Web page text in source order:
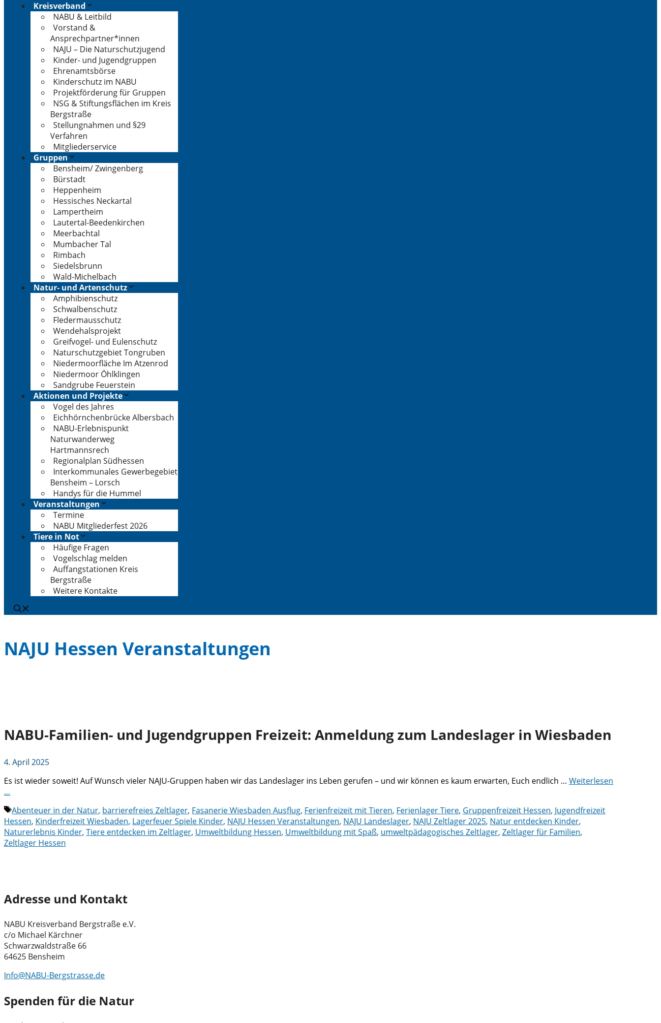
Kreisverband
NABU & Leitbild
Vorstand &
Ansprechpartner*innen
NAJU – Die Naturschutzjugend
Kinder- und Jugendgruppen
Ehrenamtsbörse
Kinderschutz im NABU
Projektförderung für Gruppen
NSG & Stiftungsflächen im Kreis
Bergstraße
Stellungnahmen und §29
Verfahren
Mitgliederservice
Gruppen
Bensheim/ Zwingenberg
Bürstadt
Heppenheim
Hessisches Neckartal
Lampertheim
Lautertal-Beedenkirchen
Meerbachtal
Mumbacher Tal
Rimbach
Siedelsbrunn
Wald-Michelbach
Natur- und Artenschutz
Amphibienschutz
Schwalbenschutz
Fledermausschutz
Wendehalsprojekt
Greifvogel- und Eulenschutz
Naturschutzgebiet Tongruben
Niedermoorfläche Im Atzenrod
Niedermoor Öhlklingen
Sandgrube Feuerstein
Aktionen und Projekte
Vogel des Jahres
Eichhörnchenbrücke Albersbach
NABU-Erlebnispunkt
Naturwanderweg
Hartmannsrech
Regionalplan Südhessen
Interkommunales Gewerbegebiet
Bensheim – Lorsch
Handys für die Hummel
Veranstaltungen
Termine
NABU Mitgliederfest 2026
Tiere in Not
Häufige Fragen
Vogelschlag melden
Auffangstationen Kreis
Bergstraße
Weitere Kontakte
NAJU Hessen Veranstaltungen
NABU-Familien- und Jugendgruppen Freizeit: Anmeldung zum Landeslager in Wiesbaden
4. April 2025
Es ist wieder soweit! Auf Wunsch vieler NAJU-Gruppen haben wir das Landeslager ins Leben gerufen – und wir können es kaum erwarten, Euch endlich … Weiterlesen
…
Schlagwörter
Abenteuer in der Natur, barrierefreies Zeltlager, Fasanerie Wiesbaden Ausflug, Ferienfreizeit mit Tieren, Ferienlager Tiere, Gruppenfreizeit Hessen, Jugendfreizeit
Hessen, Kinderfreizeit Wiesbaden, Lagerfeuer Spiele Kinder, NAJU Hessen Veranstaltungen, NAJU Landeslager, NAJU Zeltlager 2025, Natur entdecken Kinder,
Naturerlebnis Kinder, Tiere entdecken im Zeltlager, Umweltbildung Hessen, Umweltbildung mit Spaß, umweltpädagogisches Zeltlager, Zeltlager für Familien,
Zeltlager Hessen
Adresse und Kontakt
NABU Kreisverband Bergstraße e.V.
c/o Michael Kärchner
Schwarzwaldstraße 66
64625 Bensheim
Info@NABU-Bergstrasse.de
Spenden für die Natur